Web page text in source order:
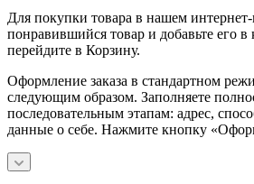
Для покупки товара в нашем
понравившийся товар и добавьте его в
перейдите в Корзину.
Оформление заказа в стандартном
следующим образом. Заполняете
последовательным этапам: адрес,
данные о себе. Нажмите кнопку